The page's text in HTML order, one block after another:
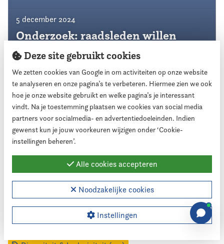
5 december 2024
Onderzoek: raadsleden willen
meer ambtelijke ondersteuning
Thema's
Accountant (13)
Agressie, bedreiging & intimidatie (118)
Bijeenkomsten (52)
Collegevorming (34)
Commissieleden (17)
Controle & toezicht (153)
Deze site gebruikt cookies
We zetten cookies van Google in om activiteiten op onze website
te analyseren en onze pagina’s te verbeteren. Hiermee zien we ook
hoe je onze website gebruikt en welke pagina’s je interessant
vindt. Na je toestemming plaatsen we cookies van social media
partners voor socialmedia- en advertentiedoeleinden. Indien
gewenst kun je jouw voorkeuren wijzigen onder ‘Cookie-
instellingen beheren’.
Alle cookies accepteren
Noodzakelijke cookies
Instellingen